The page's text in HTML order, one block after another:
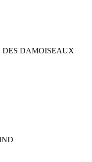
DAMOISEAUX